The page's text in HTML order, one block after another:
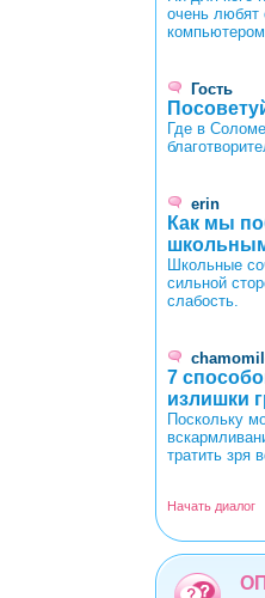
очень любят
компьютером.
Гость
Где в
erin
Как мы
Школьные
сильной
слабость.
7
излишки
Поскольку
тратить зря
Начать диалог